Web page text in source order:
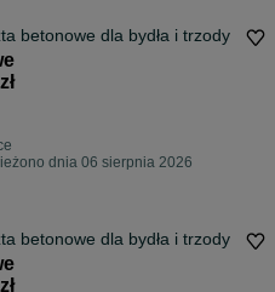
betonowe dla bydła i trzody
dnia 06 sierpnia 2026
betonowe dla bydła i trzody